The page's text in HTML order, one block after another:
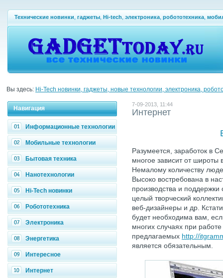
Технические новинки гаджеты Hi-tech электроника робототехника
Вы здесь: Hi-Tech новинки, гаджеты, новые технологии, электроника,
Навигация
Информационные технологии
Мобильные технологии
Бытовая техника
Нанотехнологии
Hi-Tech новинки
Робототехника
Электроника
Энергетика
Интересное
Интернет
7-09-2013, 11:44
Интернет
Разумеется, заработок в
многое зависит от широты
Немалому количеству
Высоко востребована в
производства и
целый творческий
веб-дизайнеры и др.
будет необходима вам,
многих случаях при
предлагаемых http://
является обязательным.